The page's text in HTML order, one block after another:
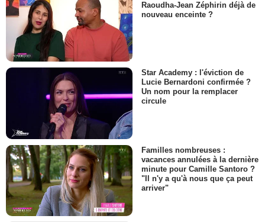
Raoudha-Jean Zéphirin déjà de
nouveau enceinte ?
Star Academy : l'éviction de
Lucie Bernardoni confirmée ?
Un nom pour la remplacer
circule
Familles nombreuses :
vacances annulées à la dernière
minute pour Camille Santoro ?
"Il n'y a qu'à nous que ça peut
arriver"